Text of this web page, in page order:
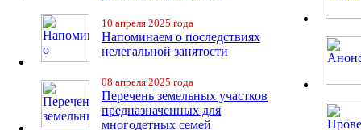
10 апреля 2025 года
Напоминаем о последствиях
нелегальной занятости
08 апреля 2025 года
Перечень земельных участков
предназначенных для
многодетных семей